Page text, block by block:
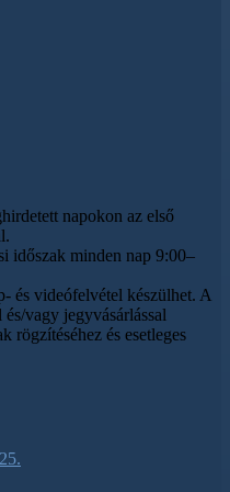
napokon az első
időszak minden nap 9:00–
és videófelvétel készülhet. A
vagy jegyvásárlással
rögzítéséhez és esetleges